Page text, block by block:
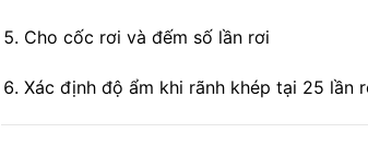
Cho cốc rơi và đếm số lần rơi
Xác định độ ẩm khi rãnh khép tại 25 lần